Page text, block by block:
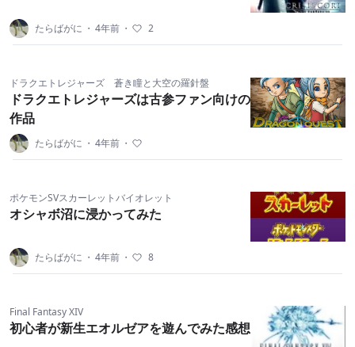
たらばがに ・ 4年前 ・ 2
ドラクエトレジャーズ 蒼き瞳と大空の羅針盤
ドラクエトレジャーズは古参ファン向けの
作品
たらばがに ・ 4年前 ・
ポケモンSVスカーレットバイオレット
オシャボ沼に浸かってみた
たらばがに ・ 4年前 ・ 8
Final Fantasy XIV
初心者が新生エオルゼアを遊んでみた感想